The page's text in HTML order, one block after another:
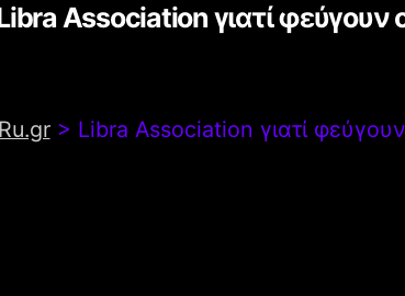
Association γιατί φεύγουν
> Libra Association γιατί